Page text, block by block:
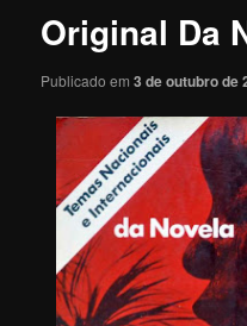
Original Da
Publicado em3 de outubro de